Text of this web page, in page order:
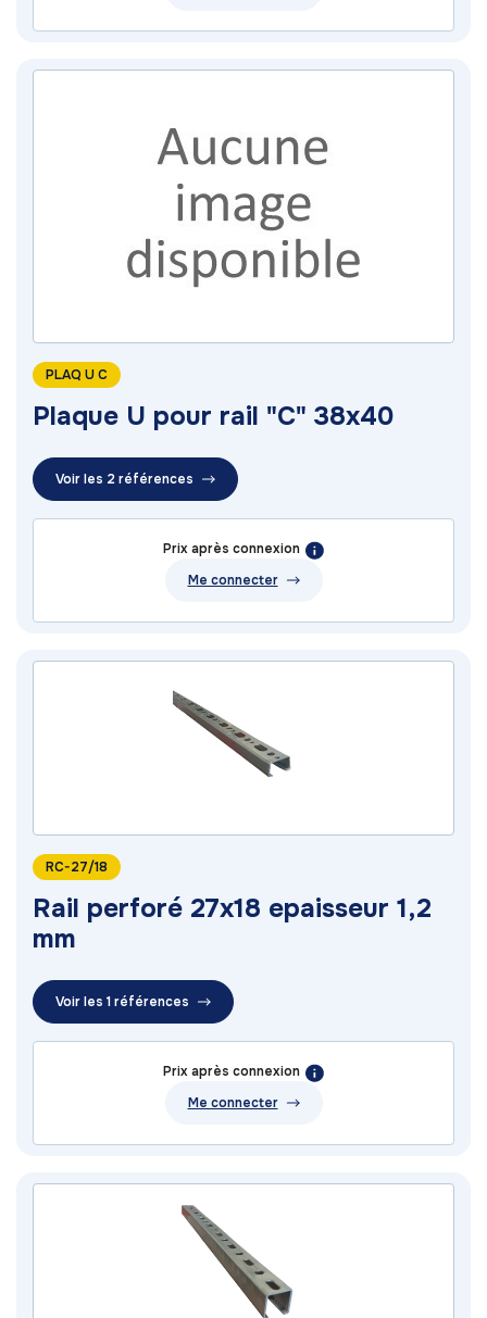
PLAQ U C
Plaque U pour rail "C" 38x40
Voir les 2 références
Prix après connexion
Me connecter
RC-27/18
Rail perforé 27x18 epaisseur 1,2
mm
Voir les 1 références
Prix après connexion
Me connecter